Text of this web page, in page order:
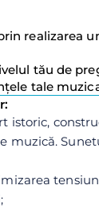
realizarea
tău de
tale
istoric,
muzică.